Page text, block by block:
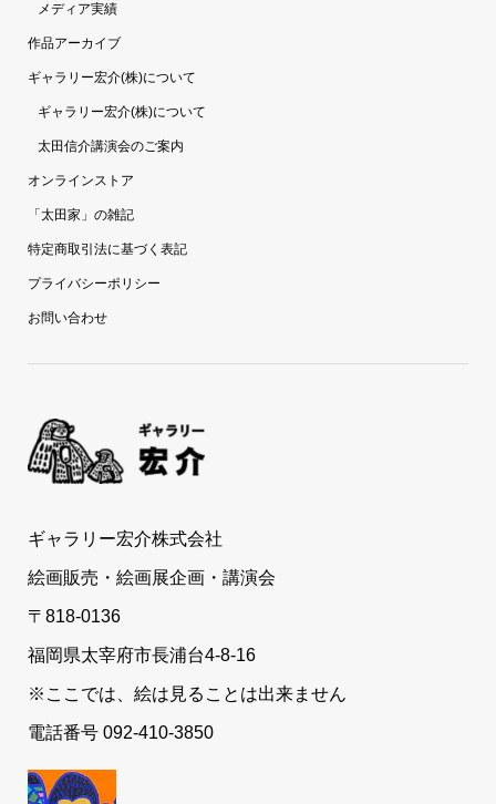
メディア実績
作品アーカイブ
ギャラリー宏介(株)について
ギャラリー宏介(株)について
太田信介講演会のご案内
オンラインストア
「太田家」の雑記
特定商取引法に基づく表記
プライバシーポリシー
お問い合わせ
ギャラリー宏介株式会社
絵画販売・絵画展企画・講演会
〒818-0136
福岡県太宰府市長浦台4-8-16
※ここでは、絵は見ることは出来ません
電話番号 092-410-3850